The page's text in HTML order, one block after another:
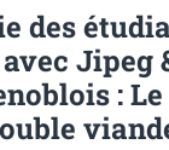
des
Jipeg
: